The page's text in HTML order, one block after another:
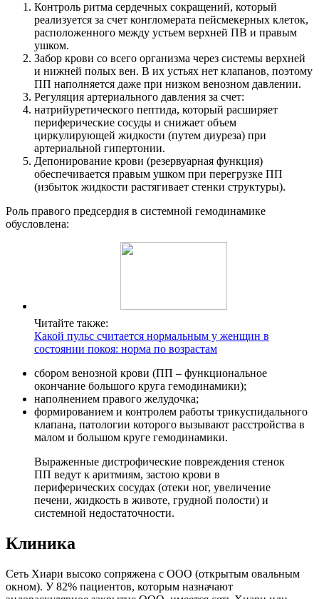
Контроль ритма сердечных сокращений, который
реализуется за счет конгломерата пейсмекерных клеток,
расположенного между устьем верхней ПВ и правым
ушком.
Забор крови со всего организма через системы верхней
и нижней полых вен. В их устьях нет клапанов, поэтому
ПП наполняется даже при низком венозном давлении.
Регуляция артериального давления за счет:
натрийуретического пептида, который расширяет
периферические сосуды и снижает объем
циркулирующей жидкости (путем диуреза) при
артериальной гипертонии.
Депонирование крови (резервуарная функция)
обеспечивается правым ушком при перегрузке ПП
(избыток жидкости растягивает стенки структуры).
Роль правого предсердия в системной гемодинамике
обусловлена:
Читайте также:
Какой пульс считается нормальным у женщин в
состоянии покоя: норма по возрастам
сбором венозной крови (ПП – функциональное
окончание большого круга гемодинамики);
наполнением правого желудочка;
формированием и контролем работы трикуспидального
клапана, патологии которого вызывают расстройства в
малом и большом круге гемодинамики.
Выраженные дистрофические повреждения стенок
ПП ведут к аритмиям, застою крови в
периферических сосудах (отеки ног, увеличение
печени, жидкость в животе, грудной полости) и
системной недостаточности.
Клиника
Сеть Хиари высоко сопряжена с ООО (открытым овальным
окном). У 82% пациентов, которым назначают